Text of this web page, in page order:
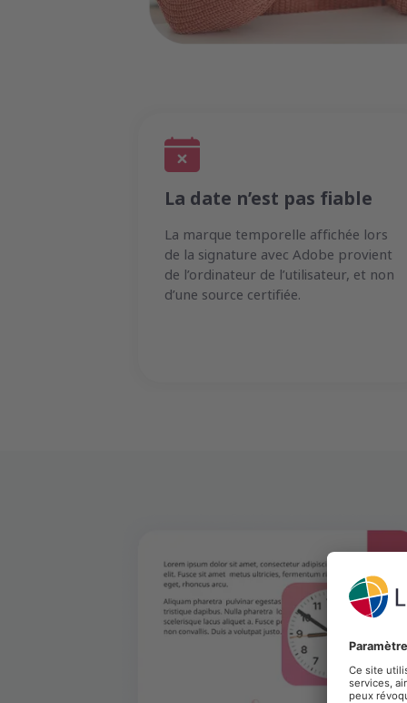
La date n’est pas fiable
La marque temporelle affichée lors
de la signature avec Adobe provient
de l’ordinateur de l’utilisateur, et non
d’une source certifiée.